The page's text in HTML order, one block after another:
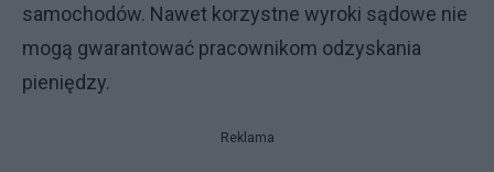
samochodów. Nawet korzystne wyroki sądowe nie
mogą gwarantować pracownikom odzyskania
pieniędzy.
Reklama